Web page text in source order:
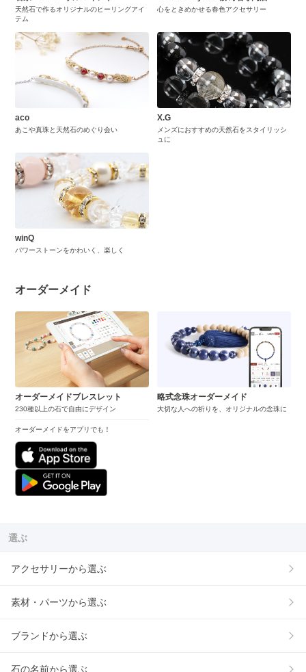
天然石で作るオリジナルのヒーリングアイ
テム
心をときめかせる春色アクセサリー
aco
あこや真珠と天然石のめぐり会い
X.G
メンズにおすすめの天然石をスタイリッシ
ュに
winQ
パワーストーンをかわいく、楽しく
オーダーメイド
オーダーメイドブレスレット
230種以上の石で自由にデザイン
オーダーメイドをアプリでも！
略式念珠オーダーメイド
大切な人への祈りを、オリジナルの念珠に
選ぶ
アクセサリーから選ぶ
素材・パーツから選ぶ
ブランドから選ぶ
石の名前から選ぶ